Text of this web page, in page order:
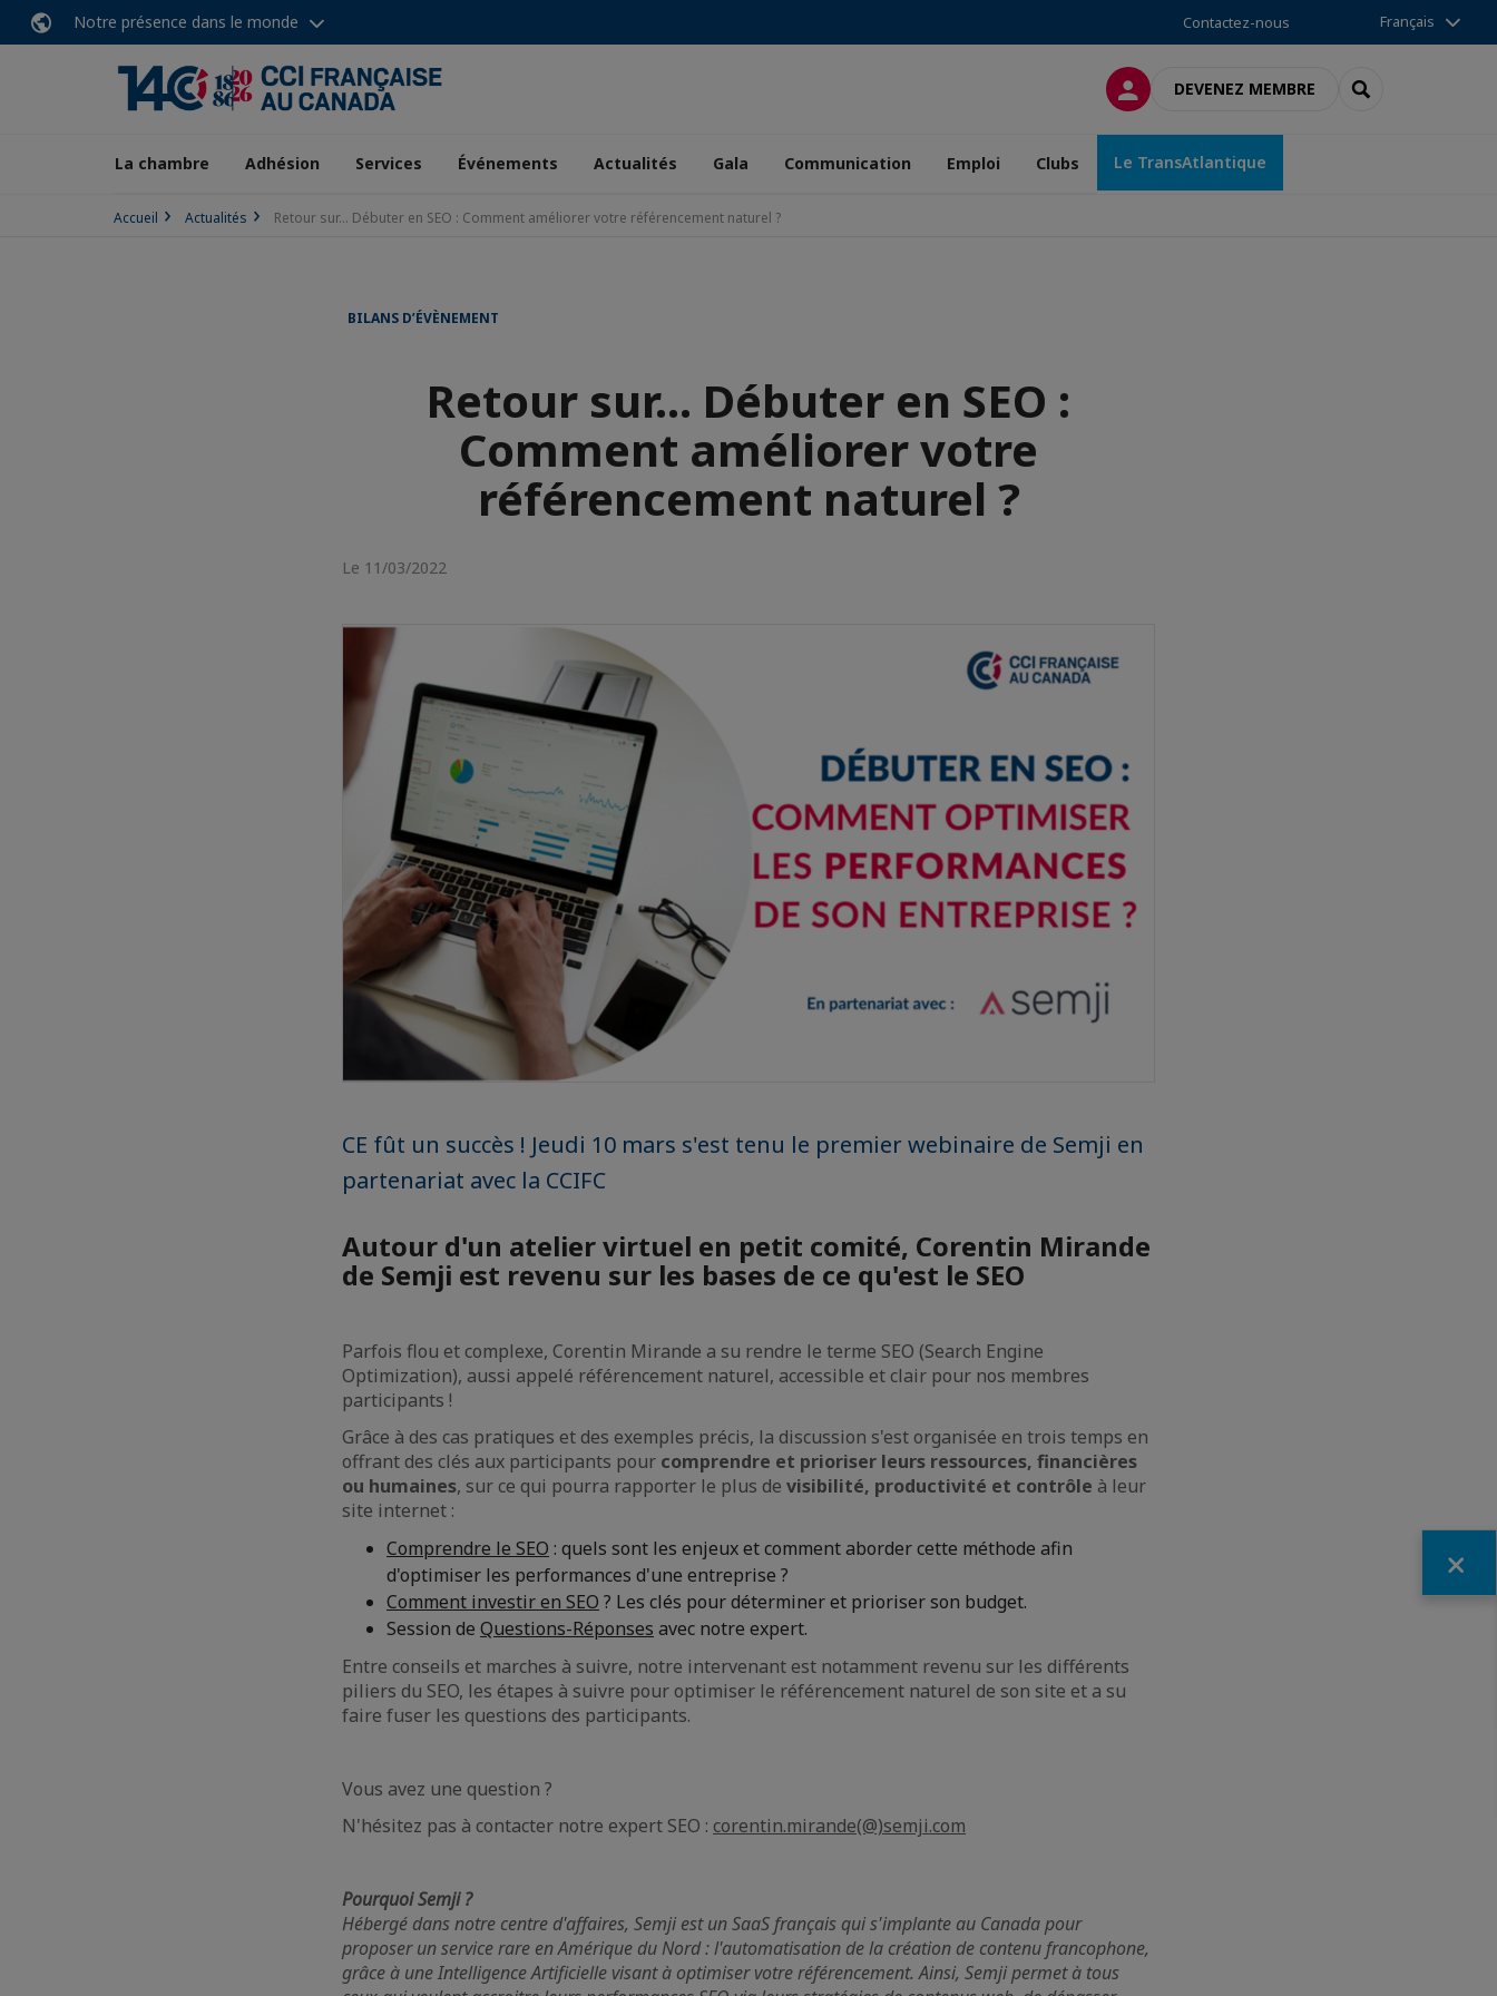
Notre présence dans le monde Contactez-nous Français
CONNEXIONDEVENEZ MEMBRE RECHERCHER
La chambre Adhésion Services Événements Actualités Gala Communication Emploi Clubs Le TransAtlantique
Accueil Actualités Retour sur... Débuter en SEO : Comment améliorer votre référencement naturel ?
BILANS D’ÉVÈNEMENT
Retour sur... Débuter en SEO :
Comment améliorer votre
référencement naturel ?
Le 11/03/2022
CE fût un succès ! Jeudi 10 mars s'est tenu le premier webinaire de Semji en
partenariat avec la CCIFC
Autour d'un atelier virtuel en petit comité, Corentin Mirande
de Semji est revenu sur les bases de ce qu'est le SEO
Parfois flou et complexe, Corentin Mirande a su rendre le terme SEO (Search Engine
Optimization), aussi appelé référencement naturel, accessible et clair pour nos membres
participants !
Grâce à des cas pratiques et des exemples précis, la discussion s'est organisée en trois temps en
offrant des clés aux participants pour comprendre et prioriser leurs ressources, financières
ou humaines, sur ce qui pourra rapporter le plus de visibilité, productivité et contrôle à leur
site internet :
Comprendre le SEO : quels sont les enjeux et comment aborder cette méthode afin
d'optimiser les performances d'une entreprise ?
Comment investir en SEO ? Les clés pour déterminer et prioriser son budget.
Session de Questions-Réponses avec notre expert.
Entre conseils et marches à suivre, notre intervenant est notamment revenu sur les différents
piliers du SEO, les étapes à suivre pour optimiser le référencement naturel de son site et a su
faire fuser les questions des participants.
Vous avez une question ?
N'hésitez pas à contacter notre expert SEO : corentin.mirande(@)semji.com
Pourquoi Semji ?
Hébergé dans notre centre d'affaires, Semji est un SaaS français qui s'implante au Canada pour
proposer un service rare en Amérique du Nord : l'automatisation de la création de contenu francophone,
grâce à une Intelligence Artificielle visant à optimiser votre référencement. Ainsi, Semji permet à tous